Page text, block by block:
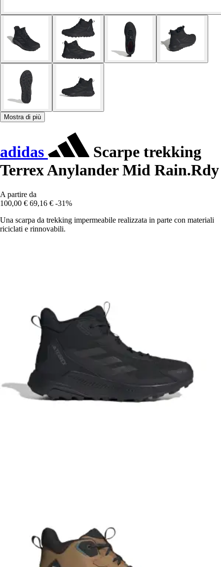
Mostra di più
adidas
Scarpe trekking
Terrex Anylander Mid Rain.Rdy
A partire da
100,00 € 69,16 € -31%
Una scarpa da trekking impermeabile realizzata in parte con materiali
riciclati e rinnovabili.